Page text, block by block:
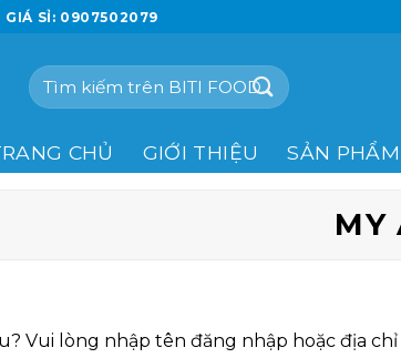
GIÁ SỈ: 0907502079
Tìm
kiếm:
CHỦ GIỚI THIỆU SẢN PHẨM
MY
Vui lòng nhập tên đăng nhập hoặc địa